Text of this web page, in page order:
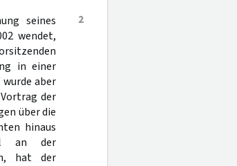
2
seines
wendet,
in einer
aber
der
über die
hinaus
an der
hat der